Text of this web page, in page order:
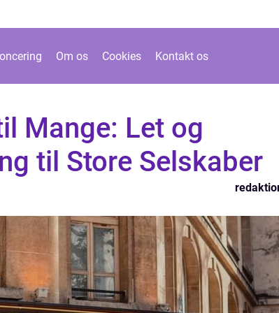
Om os Cookies Kontakt os
Mange: Let og
til Store Selskaber